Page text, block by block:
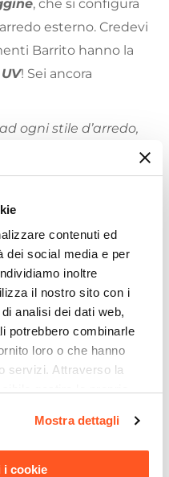
contenuti ed
dei social media e per
inoltre
il nostro sito con i
analisi dei dati web,
potrebbero combinarle
loro o che hanno
servizi. Attraverso la
si invita a leggere la
Mostra dettagli
i cookie
, che si configura
esterno. Credevi
Barrito hanno la
! Sei ancora
ogni stile d’arredo,
dare una bella
o alla veranda
Ti consigliamo
arredi inacciaio
l’esposizione a
Metti l’arredo al
utilizza gli
e la manutenzione